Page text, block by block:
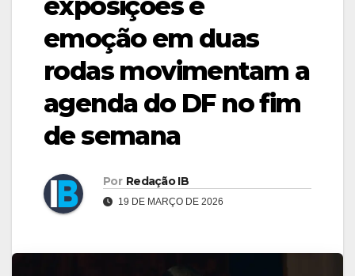
emoção em duas
rodas movimentam a
agenda do DF no fim
de semana
Por Redação IB
19 DE MARÇO DE 2026